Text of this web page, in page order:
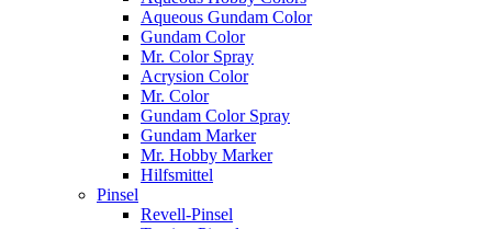
Aqueous Gundam Color
Gundam Color
Mr. Color Spray
Acrysion Color
Mr. Color
Gundam Color Spray
Gundam Marker
Mr. Hobby Marker
Hilfsmittel
Pinsel
Revell-Pinsel